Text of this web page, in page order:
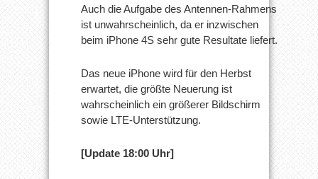
Auch die Aufgabe des Antennen-Rahmens
ist unwahrscheinlich, da er inzwischen
beim iPhone 4S sehr gute Resultate liefert.
Das neue iPhone wird für den Herbst
erwartet, die größte Neuerung ist
wahrscheinlich ein größerer Bildschirm
sowie LTE-Unterstützung.
[Update 18:00 Uhr]